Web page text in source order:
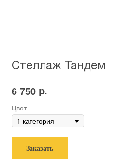
Стеллаж Тандем
6 750 р.
Цвет
Заказать